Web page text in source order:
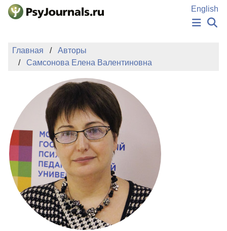
Перейти к основному содержанию
English
ИЗДАНИЯ
ПОДАТЬ РУКОПИСЬ
БАЗА ЗНАНИЙ
КЛЮЧЕВЫЕ СЛОВА
Регистрация
Главная
Авторы
Самсонова Елена Валентиновна